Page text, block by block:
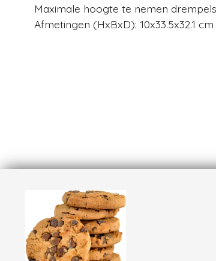
Maximale hoogte te nemen
Afmetingen (HxBxD): 10x33.5x32.1 cm